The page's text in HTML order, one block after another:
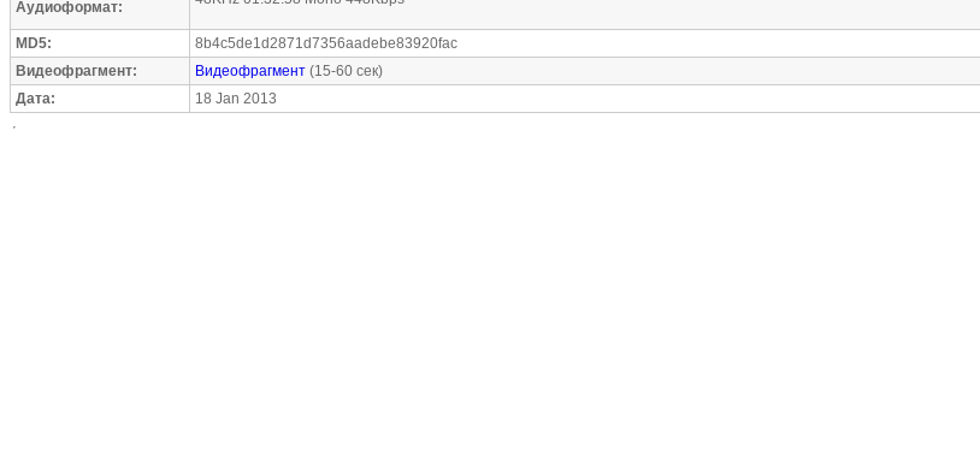
Аудиоформат:
MD5:
8b4c5de1d2871d7356aadebe83920fac
Видеофрагмент:
Видеофрагмент (15-60 сек)
Дата:
18 Jan 2013